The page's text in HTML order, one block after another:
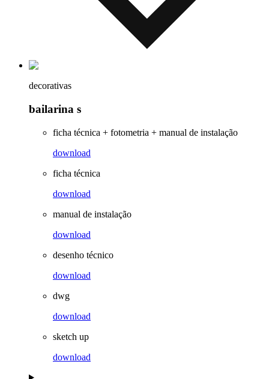
decorativas
bailarina s
ficha técnica + fotometria + manual de instalação
download
ficha técnica
download
manual de instalação
download
desenho técnico
download
dwg
download
sketch up
download